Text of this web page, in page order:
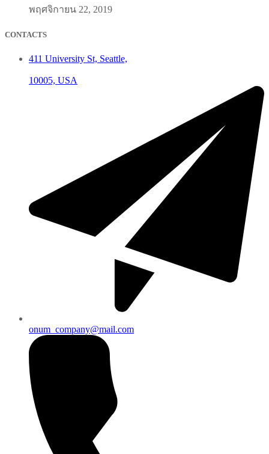
พฤศจิกายน 22, 2019
CONTACTS
411 University St, Seattle,
10005, USA
onum_company@mail.com